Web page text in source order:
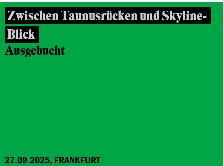
Zwischen Taunusrücken und Skyline-
Blick
Ausgebucht
27.09.2025, FRANKFURT